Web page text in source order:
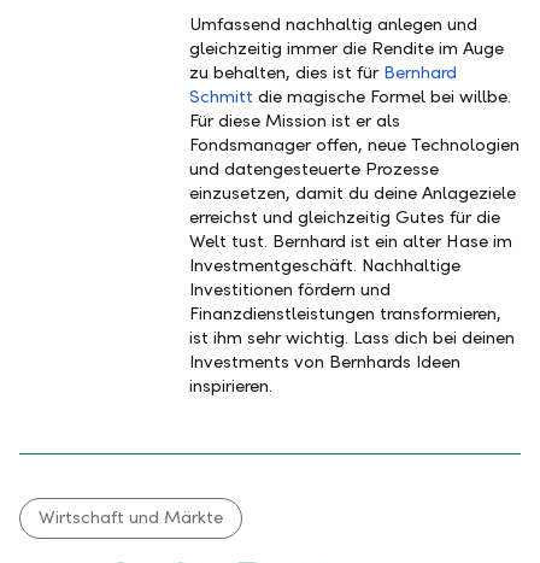
Umfassend nachhaltig anlegen und
gleichzeitig immer die Rendite im Auge
zu behalten, dies ist für Bernhard
Schmitt die magische Formel bei willbe.
Für diese Mission ist er als
Fondsmanager offen, neue Technologien
und datengesteuerte Prozesse
einzusetzen, damit du deine Anlageziele
erreichst und gleichzeitig Gutes für die
Welt tust. Bernhard ist ein alter Hase im
Investmentgeschäft. Nachhaltige
Investitionen fördern und
Finanzdienstleistungen transformieren,
ist ihm sehr wichtig. Lass dich bei deinen
Investments von Bernhards Ideen
inspirieren.
Wirtschaft und Märkte